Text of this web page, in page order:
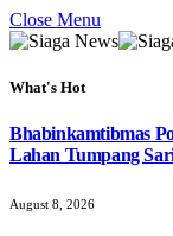
Close Menu
What's Hot
Bhabinkamtibmas
Lahan Tumpang
August 8, 2026